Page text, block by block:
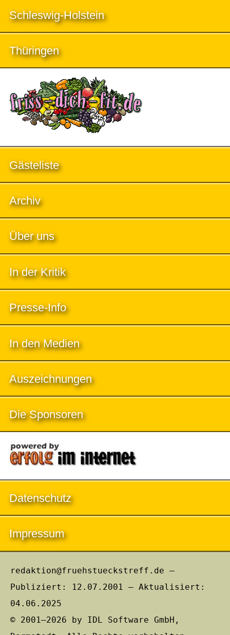
Schleswig-Holstein
Thüringen
Gästeliste
Archiv
Über uns
In der Kritik
Presse-Info
In den Medien
Auszeichnungen
Die Sponsoren
Datenschutz
Impressum
redaktion@fruehstueckstreff.de –
Publiziert: 12.07.2001 – Aktualisiert:
04.06.2025
© 2001–2026 by IDL Software GmbH,